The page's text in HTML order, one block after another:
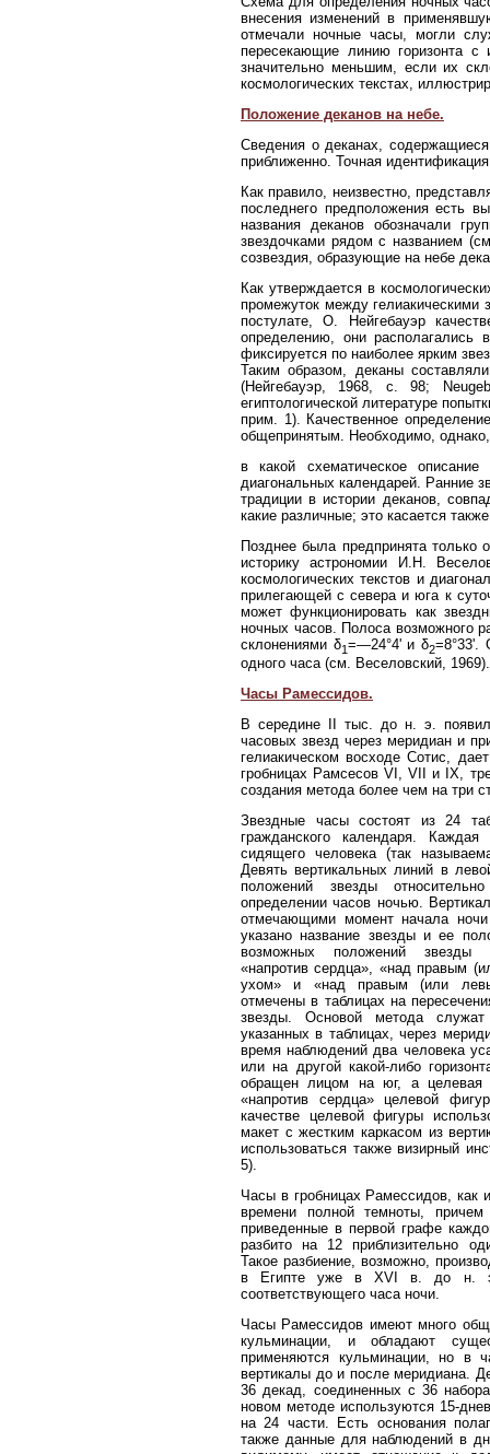
внесения изменений в
отмечали ночные часы, могли
пересекающие линию горизонта
значительно меньшим, если их
космологических текстах,
Положение деканов на небе.
Сведения о деканах,
приближенно. Точная
Как правило, неизвестно,
последнего предположения есть
названия деканов обозначали
звездочками рядом с названием
созвездия, образующие на небе
Как утверждается в
промежуток между
постулате, О. Нейгебауэр
определению, они
фиксируется по наиболее ярким
Таким образом, деканы
(Нейгебауэр, 1968, с. 98;
египтологической литературе
прим. 1). Качественное
общепринятым. Необходимо,
в какой схематическое
диагональных календарей. Ранние
традиции в истории деканов,
какие различные; это касается
Позднее была предпринята только
историку астрономии И.Н.
космологических текстов и
прилегающей с севера и юга к
может функционировать как
ночных часов. Полоса возможного
склонениями δ1=—24°4' и δ2=8°33'.
одного часа (см. Веселовский, 1969).
Часы Рамессидов.
В середине II тыс. до н. э.
часовых звезд через меридиан и
гелиакическом восходе Сотис,
гробницах Рамсесов VI, VII и IX,
создания метода более чем на три
Звездные часы состоят из 24
гражданского календаря.
сидящего человека (так
Девять вертикальных линий в
положений звезды
определении часов ночью.
отмечающими момент начала
указано название звезды и ее
возможных положений звезды
«напротив сердца», «над правым
ухом» и «над правым (или
отмечены в таблицах на
звезды. Основой метода
указанных в таблицах, через
время наблюдений два человека
или на другой какой-либо
обращен лицом на юг, а
«напротив сердца» целевой
качестве целевой фигуры
макет с жестким каркасом из
использоваться также визирный
5).
Часы в гробницах Рамессидов, как
времени полной темноты,
приведенные в первой графе
разбито на 12 приблизительно
Такое разбиение, возможно,
в Египте уже в XVI в. до н. э.
соответствующего часа ночи.
Часы Рамессидов имеют много
кульминации, и обладают
применяются кульминации, но в
вертикалы до и после меридиана.
36 декад, соединенных с 36
новом методе используются 15-
на 24 части. Есть основания
также данные для наблюдений в